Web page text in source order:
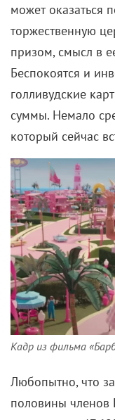
может оказаться
торжественную
призом, смысл в
Беспокоятся и
голливудские
суммы. Немало
который сейчас
Кадр из фильма
Любопытно, что
половины членов